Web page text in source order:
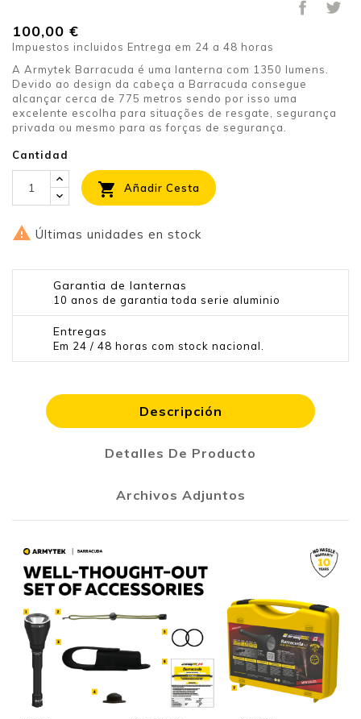
100,00 €
Impuestos incluidos Entrega em 24 a 48 horas
A Armytek Barracuda é uma lanterna com 1350 lumens.
Devido ao design da cabeça a Barracuda consegue
alcançar cerca de 775 metros sendo por isso uma
excelente escolha para situações de resgate, segurança
privada ou mesmo para as forças de segurança.
Cantidad
 Añadir Cesta
 Últimas unidades en stock
Garantia de lanternas
10 anos de garantia toda serie aluminio
Entregas
Em 24 / 48 horas com stock nacional.
Descripción
Detalles De Producto
Archivos Adjuntos